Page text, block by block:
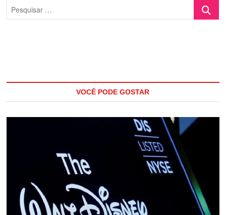
VOCÊ PODE GOSTAR